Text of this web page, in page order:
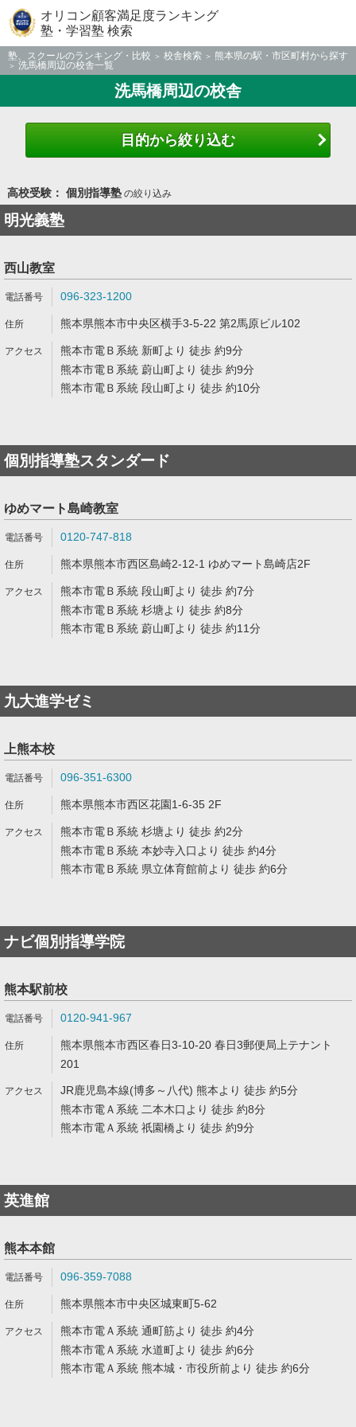
オリコン顧客満足度ランキング
塾・学習塾 検索
塾、スクールのランキング・比較 校舎検索
熊本県の駅・市区町村から探す
洗馬橋周辺の校舎一覧
洗馬橋周辺の校舎
目的から絞り込む
高校受験： 個別指導塾の絞り込み
明光義塾
西山教室
096-323-1200
熊本県熊本市中央区横手3-5-22 第2馬原ビル102
熊本市電Ｂ系統 新町より 徒歩 約9分
熊本市電Ｂ系統 蔚山町より 徒歩 約9分
熊本市電Ｂ系統 段山町より 徒歩 約10分
個別指導塾スタンダード
ゆめマート島崎教室
0120-747-818
熊本県熊本市西区島崎2-12-1 ゆめマート島崎店2F
熊本市電Ｂ系統 段山町より 徒歩 約7分
熊本市電Ｂ系統 杉塘より 徒歩 約8分
熊本市電Ｂ系統 蔚山町より 徒歩 約11分
九大進学ゼミ
上熊本校
096-351-6300
熊本県熊本市西区花園1-6-35 2F
熊本市電Ｂ系統 杉塘より 徒歩 約2分
熊本市電Ｂ系統 本妙寺入口より 徒歩 約4分
熊本市電Ｂ系統 県立体育館前より 徒歩 約6分
ナビ個別指導学院
熊本駅前校
0120-941-967
熊本県熊本市西区春日3-10-20 春日3郵便局上テナント
201
JR鹿児島本線(博多～八代) 熊本より 徒歩 約5分
熊本市電Ａ系統 二本木口より 徒歩 約8分
熊本市電Ａ系統 祇園橋より 徒歩 約9分
英進館
熊本本館
096-359-7088
熊本県熊本市中央区城東町5-62
熊本市電Ａ系統 通町筋より 徒歩 約4分
熊本市電Ａ系統 水道町より 徒歩 約6分
熊本市電Ａ系統 熊本城・市役所前より 徒歩 約6分